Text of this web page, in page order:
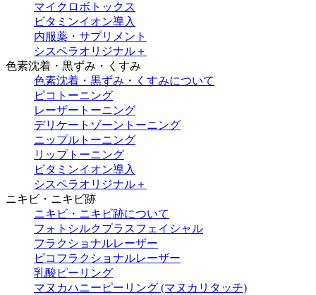
マイクロボトックス
ビタミンイオン導入
内服薬・サプリメント
シスペラオリジナル＋
色素沈着・黒ずみ・くすみ
色素沈着・黒ずみ・くすみについて
ピコトーニング
レーザートーニング
デリケートゾーントーニング
ニップルトーニング
リップトーニング
ビタミンイオン導入
シスペラオリジナル＋
ニキビ・ニキビ跡
ニキビ・ニキビ跡について
フォトシルクプラスフェイシャル
フラクショナルレーザー
ピコフラクショナルレーザー
乳酸ピーリング
マヌカハニーピーリング (マヌカリタッチ)